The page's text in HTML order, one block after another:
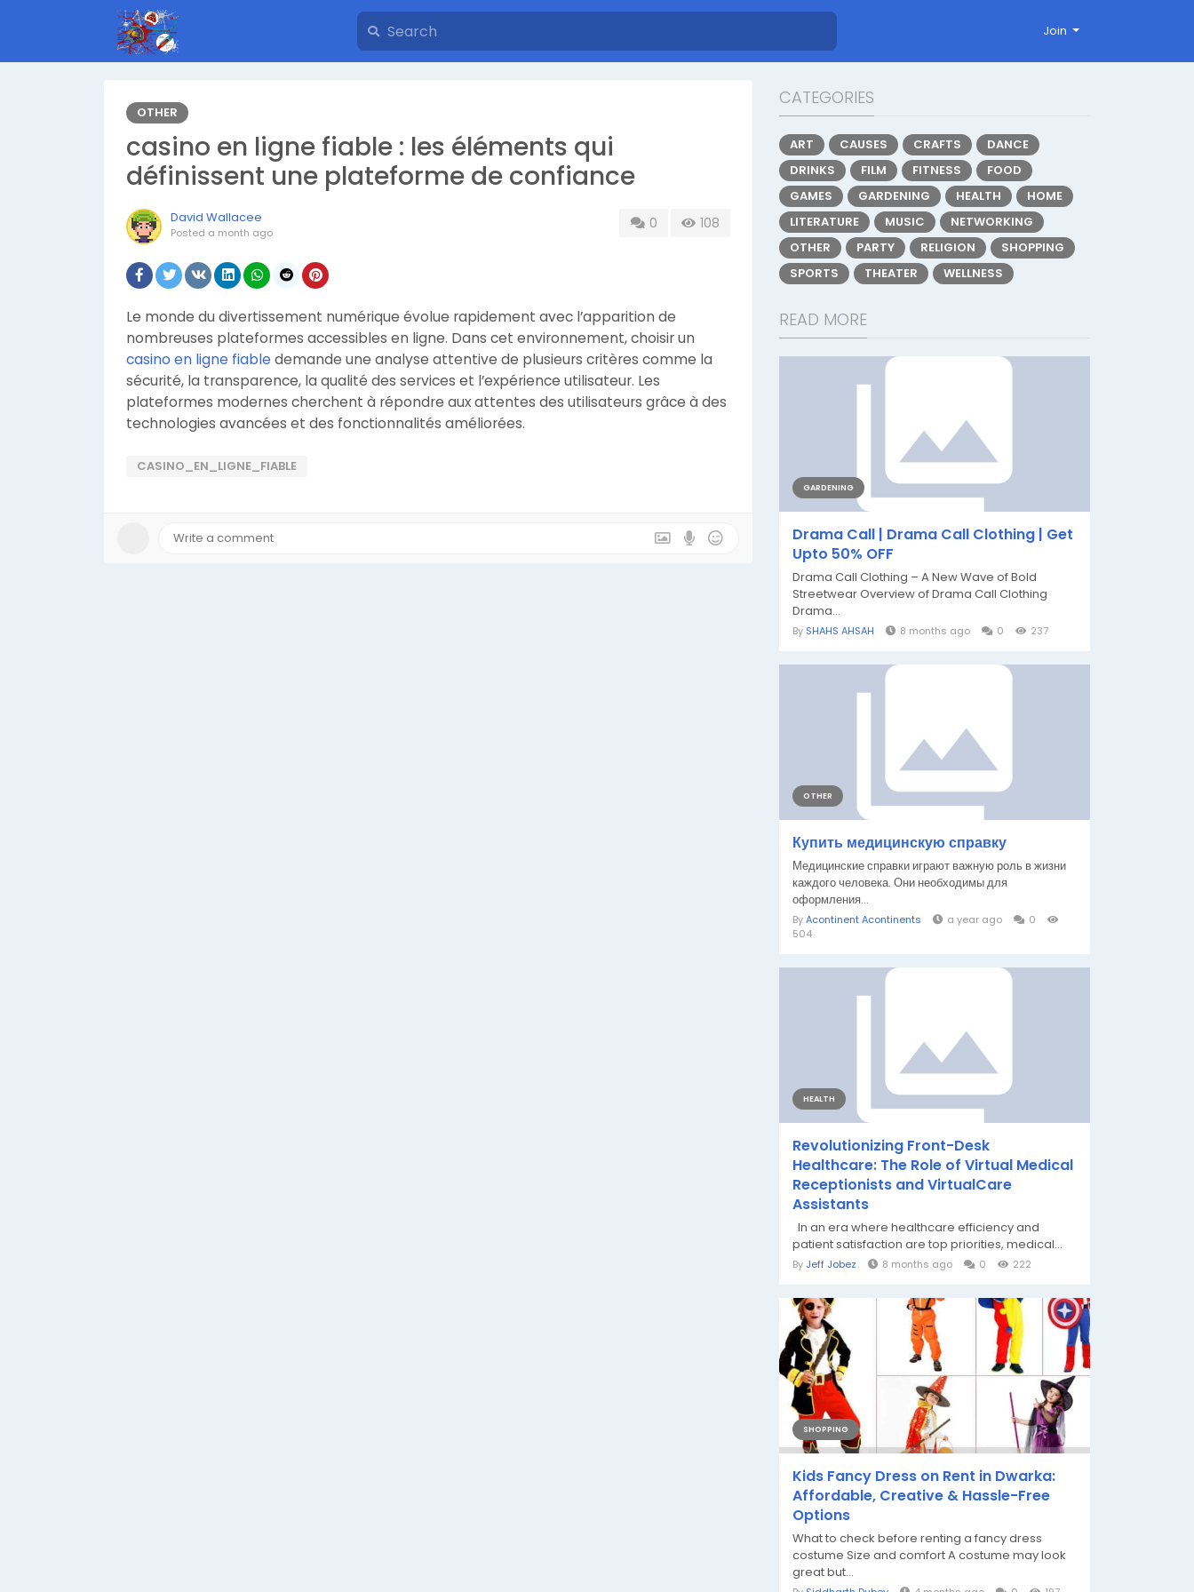
Join
OTHER
casino en ligne fiable : les éléments qui
définissent une plateforme de confiance
David Wallacee
Posted a month ago
0 108
Le monde du divertissement numérique évolue rapidement avec l’apparition de
nombreuses plateformes accessibles en ligne. Dans cet environnement, choisir un
casino en ligne fiable demande une analyse attentive de plusieurs critères comme la
sécurité, la transparence, la qualité des services et l’expérience utilisateur. Les
plateformes modernes cherchent à répondre aux attentes des utilisateurs grâce à des
technologies avancées et des fonctionnalités améliorées.
CASINO_EN_LIGNE_FIABLE
CATEGORIES
ART CAUSES CRAFTS
DANCE
DRINKS
FILM FITNESS
FOOD
GAMES
GARDENING HEALTH
HOME
LITERATURE
MUSIC
NETWORKING
OTHER
PARTY RELIGION
SHOPPING
SPORTS
THEATER WELLNESS
READ MORE
GARDENING
Drama Call | Drama Call Clothing | Get
Upto 50% OFF
Drama Call Clothing – A New Wave of Bold
Streetwear Overview of Drama Call Clothing
Drama...
By SHAHS AHSAH 8 months ago 0 237
OTHER
Купить медицинскую справку
Медицинские справки играют важную роль в жизни
каждого человека. Они необходимы для
оформления...
ByAcontinent Acontinents a year ago
0
504
HEALTH
Revolutionizing Front-Desk
Healthcare: The Role of Virtual Medical
Receptionists and VirtualCare
Assistants
In an era where healthcare efficiency and
patient satisfaction are top priorities, medical...
By Jeff Jobez 8 months ago 0 222
SHOPPING
Kids Fancy Dress on Rent in Dwarka:
Affordable, Creative & Hassle-Free
Options
What to check before renting a fancy dress
costume Size and comfort A costume may look
great but...